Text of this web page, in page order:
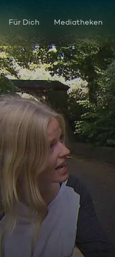
Für Dich Mediatheken